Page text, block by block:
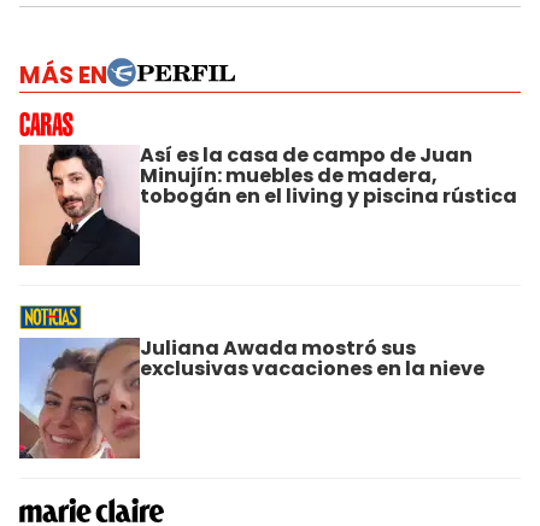
MÁS EN
Así es la casa de campo de Juan
Minujín: muebles de madera,
tobogán en el living y piscina rústica
Juliana Awada mostró sus
exclusivas vacaciones en la nieve